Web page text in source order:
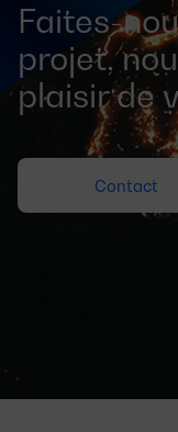
Faites-
projet,
plaisir de
Contact